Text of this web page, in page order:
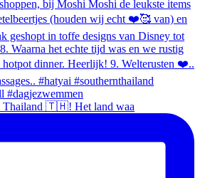
Thailand 🇹🇭! Het land waa